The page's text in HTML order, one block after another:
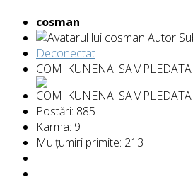
cosman
Autor
Deconectat
Postări: 885
Karma: 9
Mulțumiri primite: 213